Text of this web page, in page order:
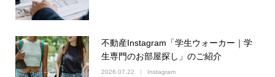
不動産Instagram「学生ウォーカー｜学
生専門のお部屋探し」のご紹介
2026.07.22 Instagram